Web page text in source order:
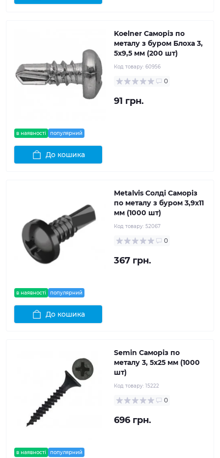
в наявності популярний
Koelner Саморіз по
металу з буром Блоха 3,
5x9,5 мм (200 шт)
Код товару: 60956
0
91 грн.
До кошика
в наявності популярний
Metalvis Солді Саморіз
по металу з буром 3,9x11
мм (1000 шт)
Код товару: 52067
0
367 грн.
До кошика
в наявності популярний
Semin Саморіз по
металу 3, 5x25 мм (1000
шт)
Код товару: 15222
0
696 грн.